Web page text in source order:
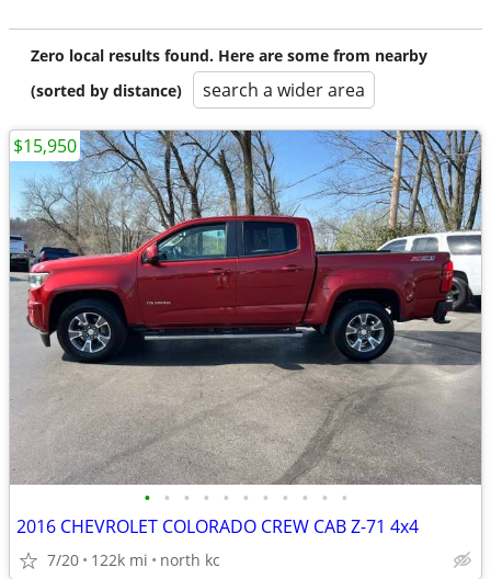
Zero local results found. Here are some from nearby
(sorted by distance)
search a wider area
• • • • • • • • • • •
2016 CHEVROLET COLORADO CREW CAB Z-71 4x4
7/20 122k mi north kc
$15,950